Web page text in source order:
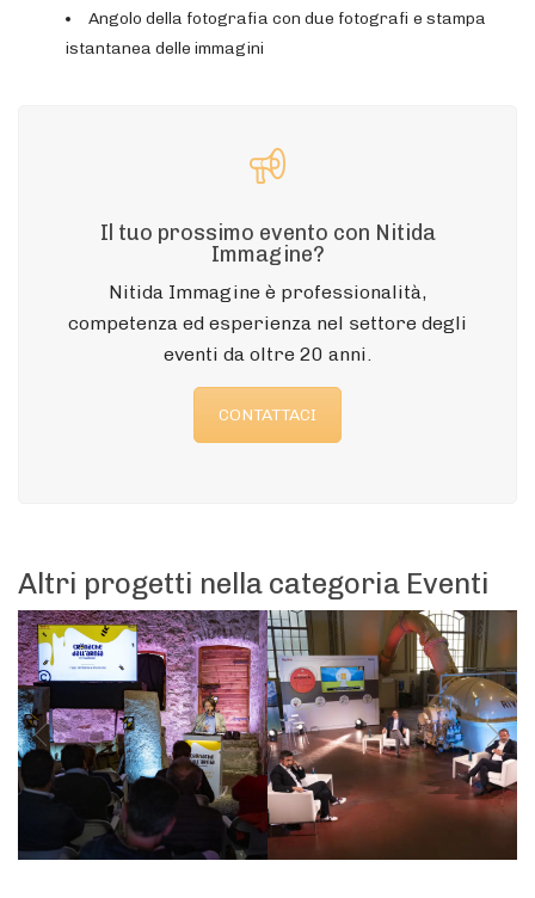
Angolo della fotografia con due fotografi e stampa
istantanea delle immagini
Il tuo prossimo evento con Nitida
Immagine?
Nitida Immagine è professionalità,
competenza ed esperienza nel settore degli
eventi da oltre 20 anni.
CONTATTACI
Altri progetti nella categoria Eventi